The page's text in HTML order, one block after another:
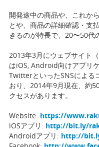
開発途中の商品や、これか
とや、商品の詳細確認・支
きるのが特長で、20〜50代
2013年3月にウェブサイト
はiOS, Android向けアプリ
TwitterといったSNSによる
おり、2014年9月現在、約
クセスがあります。
Website: https://
iOSアプリ: http://bit.ly/
Androidアプリ: http://